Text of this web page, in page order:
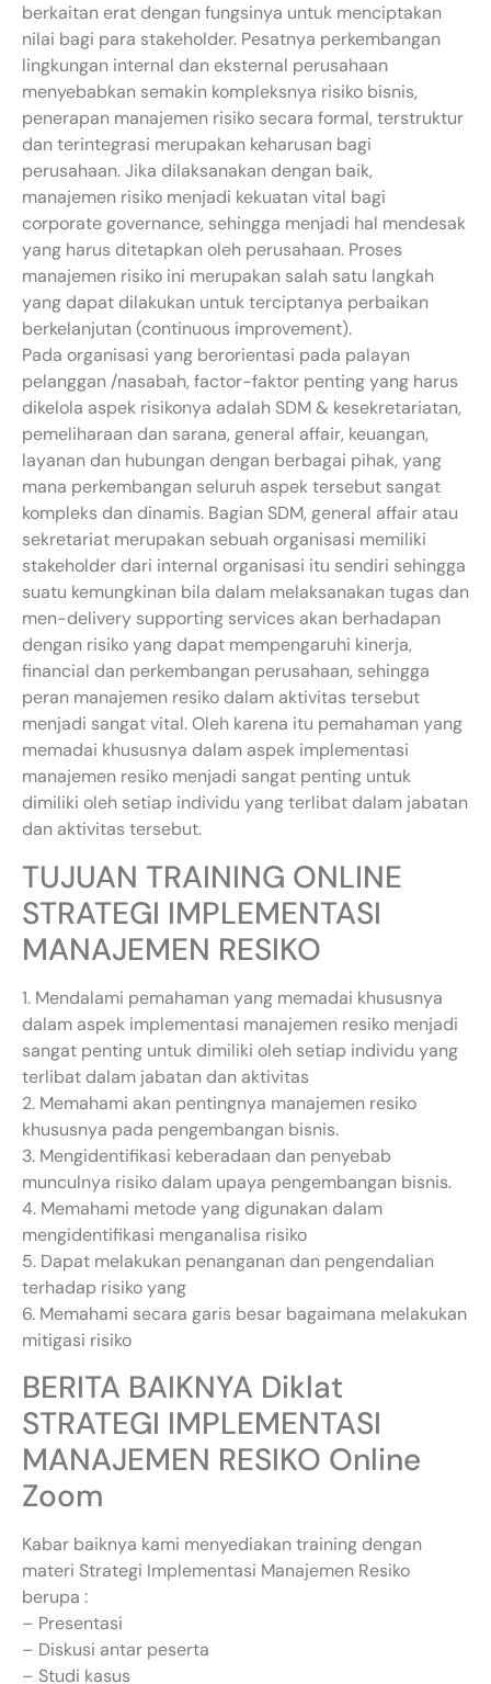
berkaitan erat dengan fungsinya untuk menciptakan
nilai bagi para stakeholder. Pesatnya perkembangan
lingkungan internal dan eksternal perusahaan
menyebabkan semakin kompleksnya risiko bisnis,
penerapan manajemen risiko secara formal, terstruktur
dan terintegrasi merupakan keharusan bagi
perusahaan. Jika dilaksanakan dengan baik,
manajemen risiko menjadi kekuatan vital bagi
corporate governance, sehingga menjadi hal mendesak
yang harus ditetapkan oleh perusahaan. Proses
manajemen risiko ini merupakan salah satu langkah
yang dapat dilakukan untuk terciptanya perbaikan
berkelanjutan (continuous improvement).
Pada organisasi yang berorientasi pada palayan
pelanggan /nasabah, factor-faktor penting yang harus
dikelola aspek risikonya adalah SDM & kesekretariatan,
pemeliharaan dan sarana, general affair, keuangan,
layanan dan hubungan dengan berbagai pihak, yang
mana perkembangan seluruh aspek tersebut sangat
kompleks dan dinamis. Bagian SDM, general affair atau
sekretariat merupakan sebuah organisasi memiliki
stakeholder dari internal organisasi itu sendiri sehingga
suatu kemungkinan bila dalam melaksanakan tugas dan
men-delivery supporting services akan berhadapan
dengan risiko yang dapat mempengaruhi kinerja,
financial dan perkembangan perusahaan, sehingga
peran manajemen resiko dalam aktivitas tersebut
menjadi sangat vital. Oleh karena itu pemahaman yang
memadai khususnya dalam aspek implementasi
manajemen resiko menjadi sangat penting untuk
dimiliki oleh setiap individu yang terlibat dalam jabatan
dan aktivitas tersebut.
TUJUAN TRAINING ONLINE
STRATEGI IMPLEMENTASI
MANAJEMEN RESIKO
1. Mendalami pemahaman yang memadai khususnya
dalam aspek implementasi manajemen resiko menjadi
sangat penting untuk dimiliki oleh setiap individu yang
terlibat dalam jabatan dan aktivitas
2. Memahami akan pentingnya manajemen resiko
khususnya pada pengembangan bisnis.
3. Mengidentifikasi keberadaan dan penyebab
munculnya risiko dalam upaya pengembangan bisnis.
4. Memahami metode yang digunakan dalam
mengidentifikasi menganalisa risiko
5. Dapat melakukan penanganan dan pengendalian
terhadap risiko yang
6. Memahami secara garis besar bagaimana melakukan
mitigasi risiko
BERITA BAIKNYA Diklat
STRATEGI IMPLEMENTASI
MANAJEMEN RESIKO Online
Zoom
Kabar baiknya kami menyediakan training dengan
materi Strategi Implementasi Manajemen Resiko
berupa :
– Presentasi
– Diskusi antar peserta
– Studi kasus